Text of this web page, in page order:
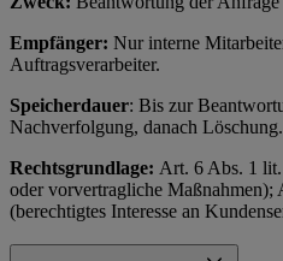
Empfänger: Nur interne
Auftragsverarbeiter.
Speicherdauer: Bis zur
Nachverfolgung, danach Löschung.
Rechtsgrundlage: Art. 6 Abs. 1
oder vorvertragliche
(berechtigtes Interesse an